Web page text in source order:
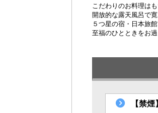
こだわりのお料理はも
開放的な露天風呂で
５つ星の宿・日本旅
至福のひとときをお過
【禁